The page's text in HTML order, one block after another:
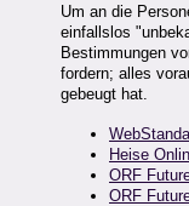
Um an die
einfallslos
Bestimmungen
fordern; alles
gebeugt hat.
Heise
ORF
ORF